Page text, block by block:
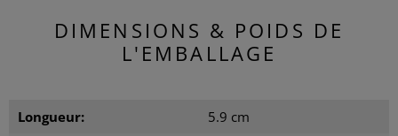
DIMENSIONS & POIDS DE
L'EMBALLAGE
Longueur:
5.9 cm